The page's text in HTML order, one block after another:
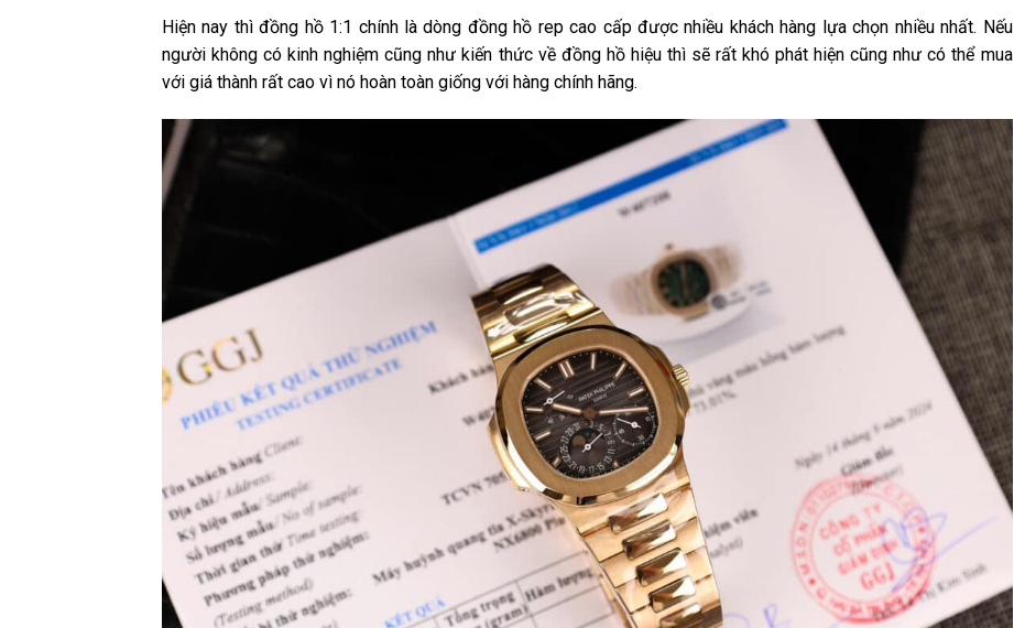
Hiện nay thì đồng hồ 1:1 chính là dòng đồng hồ rep cao cấp được nhiều khách hàng lựa chọn nhiều nhất. Nếu
người không có kinh nghiệm cũng như kiến thức về đồng hồ hiệu thì sẽ rất khó phát hiện cũng như có thể mua
với giá thành rất cao vì nó hoàn toàn giống với hàng chính hãng.